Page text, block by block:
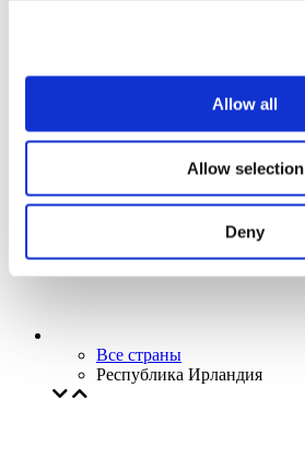
Allow all
Allow selection
Deny
Творческий вечер
Наше спецпредложение
Применить
Все страны
Республика Ирландия